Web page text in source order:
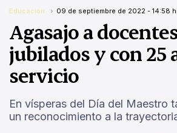
Educación 09 de septiembre de 2022 - 14:58
Agasajo a
jubilados y con 25
servicio
En vísperas del Día del Maestro
un reconocimiento a la